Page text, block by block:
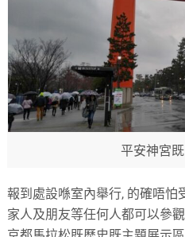
平安神宮
報到處設喺室內舉行, 的確唔怕
家人及朋友等任何人都可以參